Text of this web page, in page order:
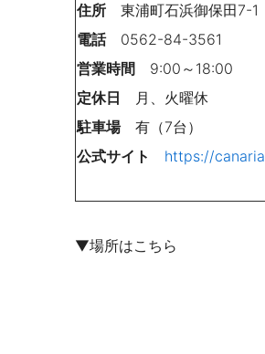
住所 東浦町石浜御保田7-1
電話0562-84-3561
営業時間 9:00～18:00
定休日 月、火曜休
駐車場有（7台）
公式サイト
https://
▼場所はこちら